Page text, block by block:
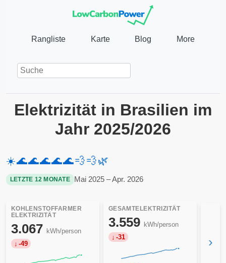
Rangliste Karte Blog More
Elektrizität in Brasilien im
Jahr 2025/2026
☀️🌊🌊🌊🌊🌊💨💨🌿
LETZTE 12 MONATE Mai 2025 – Apr. 2026
KOHLENSTOFFARMER
ELEKTRIZITÄT
3.067 kWh/person
-49
GESAMTELEKTRIZITÄT
3.559 kWh/person
-31
›